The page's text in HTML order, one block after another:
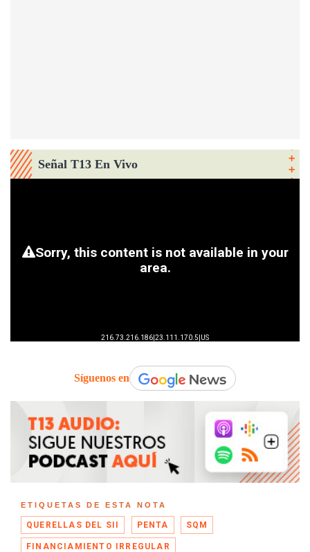
Señal T13 En Vivo
Síguenos en
ETIQUETAS DE ESTA NOTA
QUERELLAS DEL SII PENTA SQM
FINANCIAMIENTO IRREGULAR